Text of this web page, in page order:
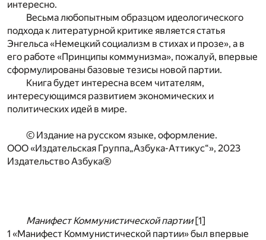
интересно.
Весьма любопытным образцом идеологического
подхода к литературной критике является статья
Энгельса «Немецкий социализм в стихах и прозе», а в
его работе «Принципы коммунизма», пожалуй, впервые
сформулированы базовые тезисы новой партии.
Книга будет интересна всем читателям,
интересующимся развитием экономических и
политических идей в мире.
© Издание на русском языке, оформление.
ООО «Издательская Группа„Азбука-Аттикус“», 2023
Издательство Азбука®
Манифест Коммунистической партии[1]
1 «Манифест Коммунистической партии» был впервые